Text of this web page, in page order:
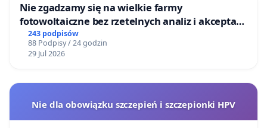
Nie zgadzamy się na wielkie farmy
fotowoltaiczne bez rzetelnych analiz i akceptacji
mieszkańców
243 podpisów
88 Podpisy / 24 godzin
29 Jul 2026
Nie dla obowiązku szczepień i szczepionki HPV